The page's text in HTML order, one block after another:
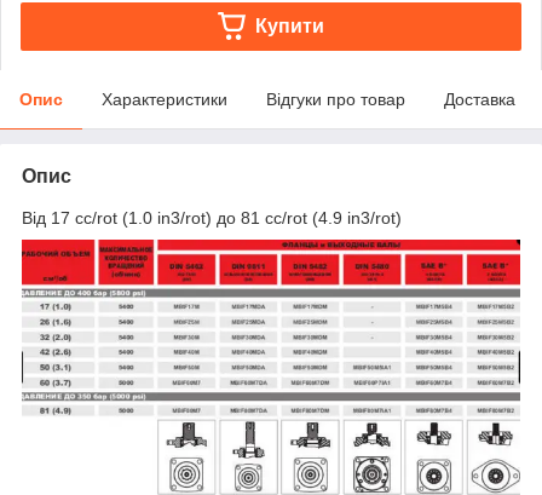
Купити
Опис Характеристики Відгуки про товар Доставка
Опис
Від 17 cc/rot (1.0 in3/rot) до 81 cc/rot (4.9 in3/rot)